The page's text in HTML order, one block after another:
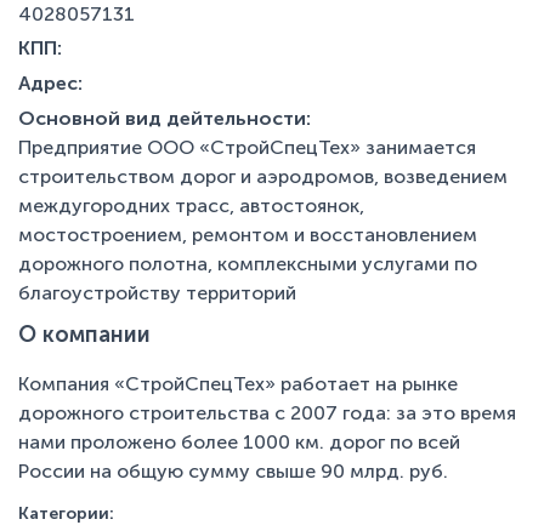
4028057131
КПП:
Адрес:
Основной вид дейтельности:
Предприятие ООО «СтройСпецТех» занимается
строительством дорог и аэродромов, возведением
междугородних трасс, автостоянок,
мостостроением, ремонтом и восстановлением
дорожного полотна, комплексными услугами по
благоустройству территорий
О компании
Компания «СтройСпецТех» работает на рынке
дорожного строительства с 2007 года: за это время
нами проложено более 1000 км. дорог по всей
России на общую сумму свыше 90 млрд. руб.
Категории: